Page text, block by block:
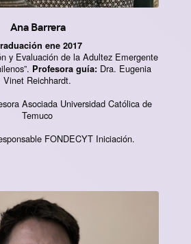
Ana Barrera
ene 2017
y Evaluación de la Adultez Emergente
Profesora guía: Dra. Eugenia
Vinet Reichhardt.
Asociada Universidad Católica de
Temuco
FONDECYT Iniciación.